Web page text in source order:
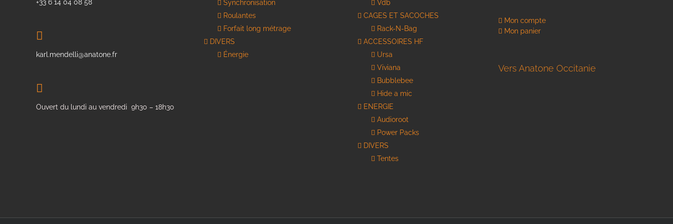
+33 6 14 04 08 58
karl.mendelli@anatone.fr
Ouvert du lundi au vendredi 9h30 – 18h30
Synchronisation
Roulantes
Forfait long métrage
DIVERS
Énergie
Vdb
CAGES ET SACOCHES
Rack-N-Bag
ACCESSOIRES HF
Ursa
Viviana
Bubblebee
Hide a mic
ENERGIE
Audioroot
Power Packs
DIVERS
Tentes
Mon compte
Mon panier
Vers Anatone Occitanie